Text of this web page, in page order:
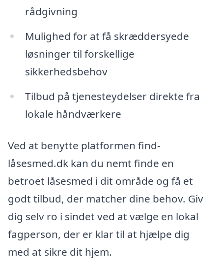
rådgivning
Mulighed for at få skræddersyede
løsninger til forskellige
sikkerhedsbehov
Tilbud på tjenesteydelser direkte fra
lokale håndværkere
Ved at benytte platformen find-
låsesmed.dk kan du nemt finde en
betroet låsesmed i dit område og få et
godt tilbud, der matcher dine behov. Giv
dig selv ro i sindet ved at vælge en lokal
fagperson, der er klar til at hjælpe dig
med at sikre dit hjem.